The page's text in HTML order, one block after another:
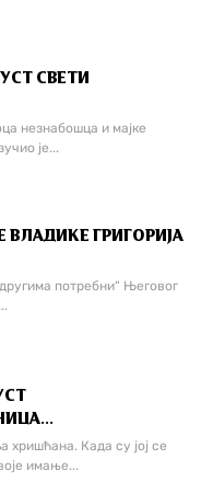
СВЕТИ
незнабошца и мајке
је...
ГРИГОРИЈА
потребни“ Његовог
хришћана. Када су јој се
имање...